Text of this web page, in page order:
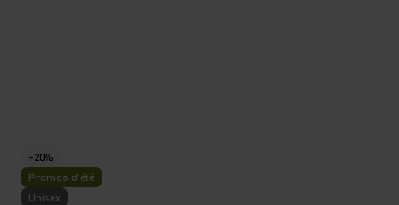
-20%
Promos d’été
Unisex